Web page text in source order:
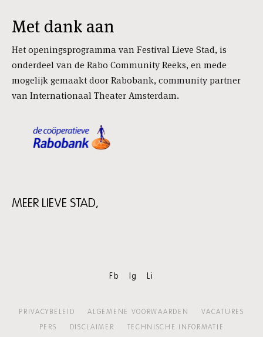
Met dank aan
Het openingsprogramma van Festival Lieve Stad, is
onderdeel van de Rabo Community Reeks, en mede
mogelijk gemaakt door Rabobank, community partner
van Internationaal Theater Amsterdam.
MEER LIEVE STAD,
Fb Ig Li
PRIVACYBELEID ALGEMENE VOORWAARDEN
VACATURES
PERS
DISCLAIMER
TECHNISCHE INFORMATIE